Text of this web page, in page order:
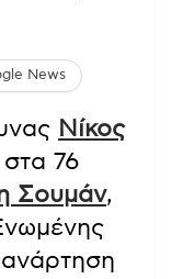
News
Νίκος
76
Σουμάν,